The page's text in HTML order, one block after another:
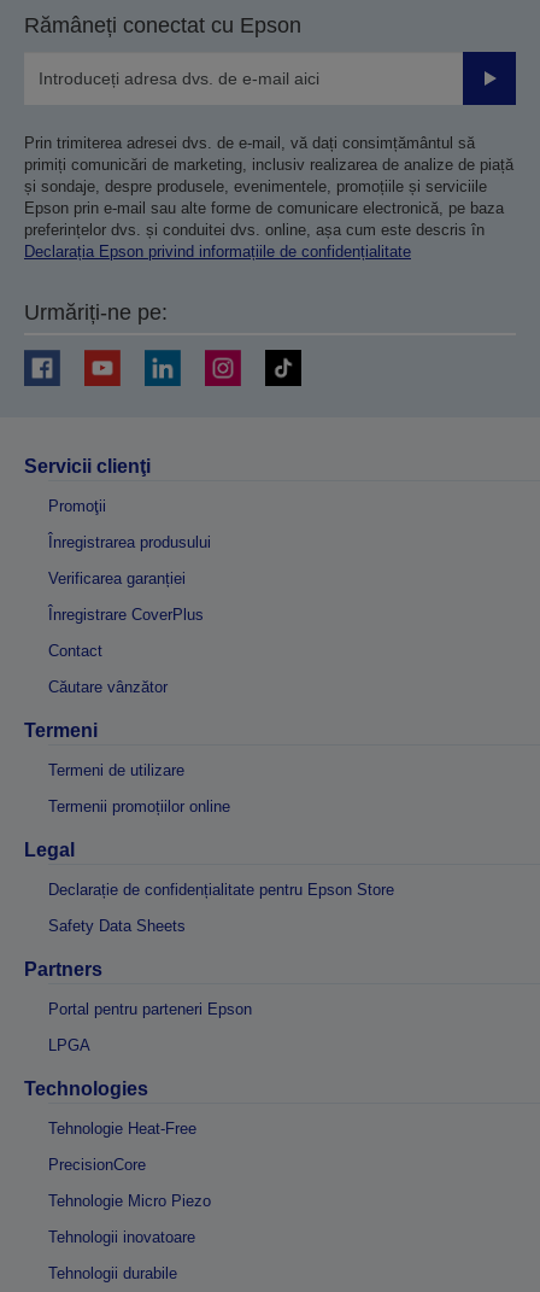
Rămâneți conectat cu Epson
Prin trimiterea adresei dvs. de e-mail, vă dați consimțământul să
primiți comunicări de marketing, inclusiv realizarea de analize de piață
și sondaje, despre produsele, evenimentele, promoțiile și serviciile
Epson prin e-mail sau alte forme de comunicare electronică, pe baza
preferințelor dvs. și conduitei dvs. online, așa cum este descris în
Declarația Epson privind informațiile de confidențialitate
Urmăriți-ne pe:
Servicii clienţi
Promoţii
Înregistrarea produsului
Verificarea garanției
Înregistrare CoverPlus
Contact
Căutare vânzător
Termeni
Termeni de utilizare
Termenii promoțiilor online
Legal
Declarație de confidențialitate pentru Epson Store
Safety Data Sheets
Partners
Portal pentru parteneri Epson
LPGA
Technologies
Tehnologie Heat-Free
PrecisionCore
Tehnologie Micro Piezo
Tehnologii inovatoare
Tehnologii durabile